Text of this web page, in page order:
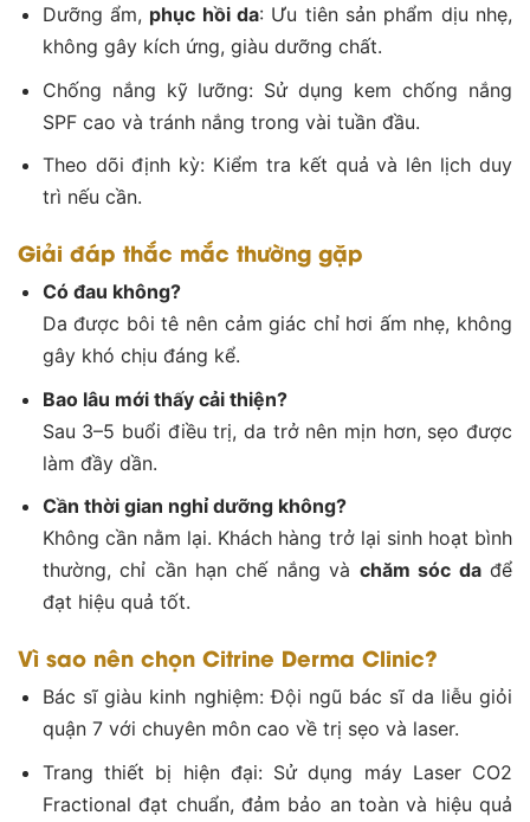
Dưỡng ẩm, phục hồi da: Ưu tiên sản phẩm dịu nhẹ,
không gây kích ứng, giàu dưỡng chất.
Chống nắng kỹ lưỡng: Sử dụng kem chống nắng
SPF cao và tránh nắng trong vài tuần đầu.
Theo dõi định kỳ: Kiểm tra kết quả và lên lịch duy
trì nếu cần.
Giải đáp thắc mắc thường gặp
Có đau không?
Da được bôi tê nên cảm giác chỉ hơi ấm nhẹ, không
gây khó chịu đáng kể.
Bao lâu mới thấy cải thiện?
Sau 3–5 buổi điều trị, da trở nên mịn hơn, sẹo được
làm đầy dần.
Cần thời gian nghỉ dưỡng không?
Không cần nằm lại. Khách hàng trở lại sinh hoạt bình
thường, chỉ cần hạn chế nắng và chăm sóc dađể
đạt hiệu quả tốt.
Vì sao nên chọn Citrine Derma Clinic?
Bác sĩ giàu kinh nghiệm: Đội ngũ bác sĩ da liễu giỏi
quận 7 với chuyên môn cao về trị sẹo và laser.
Trang thiết bị hiện đại: Sử dụng máy Laser CO2
Fractional đạt chuẩn, đảm bảo an toàn và hiệu quả